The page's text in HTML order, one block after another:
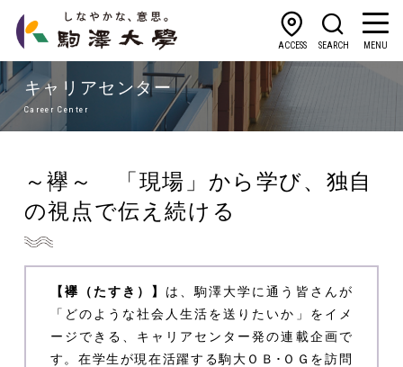
ACCESS SEARCH MENU
キャリアセンター
Career Center
～襷～ 「現場」から学び、独自
の視点で伝え続ける
【襷（たすき）】 は、駒澤大学に通う皆さんが
「どのような社会人生活を送りたいか」をイメ
ージできる、キャリアセンター発の連載企画で
す。在学生が現在活躍する駒大ＯＢ･ＯＧを訪問